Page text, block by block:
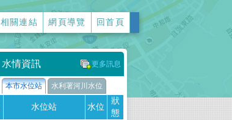
相關連結 網頁導覽 回首頁
水情資訊 更多訊息
本市水位站 水利署河川水位
水位站 水位
狀
態